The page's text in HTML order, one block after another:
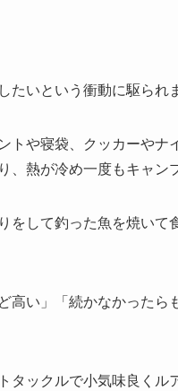
いという衝動に駆られ
トや寝袋、クッカーやナ
熱が冷め一度もキャン
して釣った魚を焼いて
高い」「続かなかったら
タックルで小気味良く